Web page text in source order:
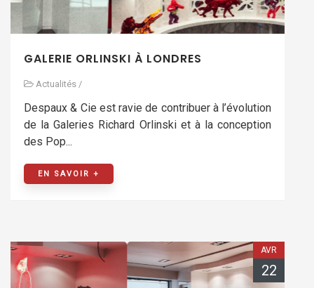
GALERIE ORLINSKI À LONDRES
Actualités /
Despaux & Cie est ravie de contribuer à l’évolution
de la Galeries Richard Orlinski et à la conception
des Pop...
EN SAVOIR +
AVR
22